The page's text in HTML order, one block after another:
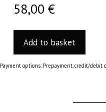
58,00 €
Add to basket
Payment options: Prepayment, credit/debit